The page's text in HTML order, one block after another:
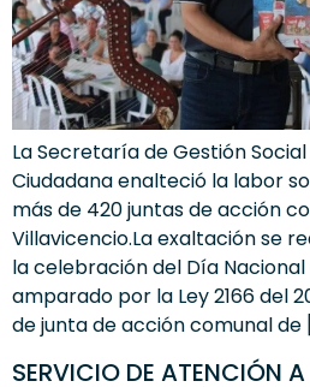
La Secretaría de Gestión
Ciudadana enalteció la labor
más de 420 juntas de acción
Villavicencio.La exaltación se
la celebración del Día
amparado por la Ley 2166 del
de junta de acción comunal de
SERVICIO DE ATENCIÓN